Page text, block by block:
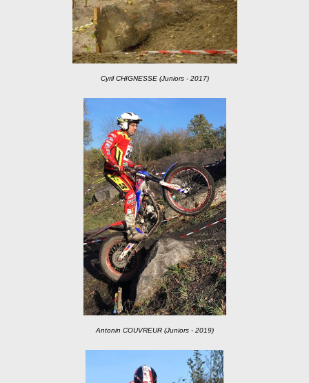
Cyril CHIGNESSE (Juniors - 2017)
Antonin COUVREUR (Juniors - 2019)